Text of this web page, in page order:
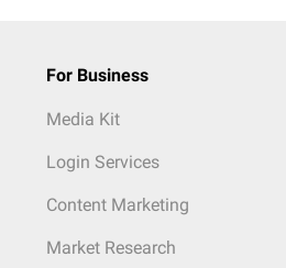
For Business
Media Kit
Login Services
Content Marketing
Market Research